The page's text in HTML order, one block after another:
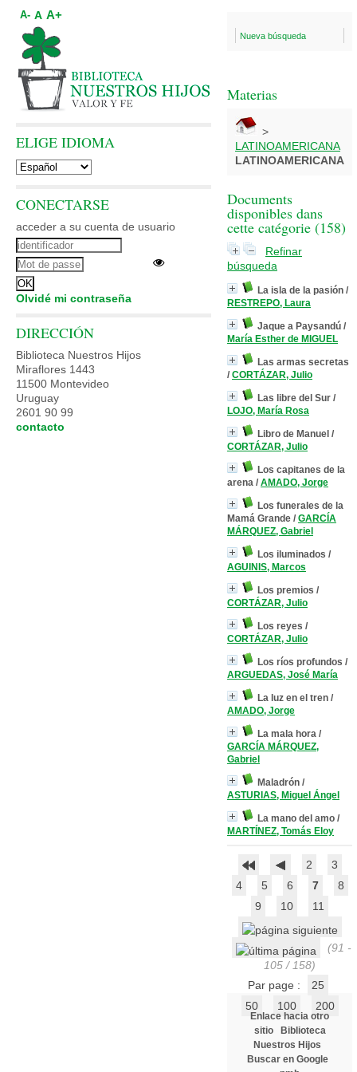
Nueva búsqueda
Materias
>
LATINOAMERICANA
LATINOAMERICANA
Documents
disponibles dans
cette catégorie (158)
Refinar
búsqueda
La isla de la pasión /
RESTREPO, Laura
Jaque a Paysandú /
María Esther de MIGUEL
Las armas secretas
/ CORTÁZAR, Julio
Las libre del Sur /
LOJO, María Rosa
Libro de Manuel /
CORTÁZAR, Julio
Los capitanes de la
arena / AMADO, Jorge
Los funerales de la
Mamá Grande / GARCÍA
MÁRQUEZ, Gabriel
Los iluminados /
AGUINIS, Marcos
Los premios /
CORTÁZAR, Julio
Los reyes /
CORTÁZAR, Julio
Los ríos profundos /
ARGUEDAS, José María
La luz en el tren /
AMADO, Jorge
La mala hora /
GARCÍA MÁRQUEZ,
Gabriel
Maladrón /
ASTURIAS, Miguel Ángel
La mano del amo /
MARTÍNEZ, Tomás Eloy
2
3
4
5 6 7
8
9
10 11
(91 -
105 / 158)
Par page :
25
50
100 200
Enlace hacia otro
sitio
Biblioteca
Nuestros Hijos
Buscar en Google
A- A A+
ELIGE IDIOMA
CONECTARSE
acceder a su cuenta de usuario
Olvidé mi contraseña
DIRECCIÓN
Biblioteca Nuestros Hijos
Miraflores 1443
11500 Montevideo
Uruguay
2601 90 99
contacto